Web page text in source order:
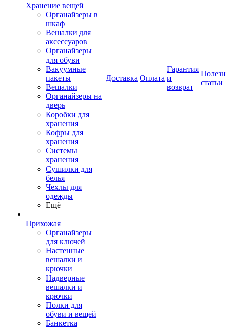
Хранение вещей
Органайзеры в
шкаф
Вешалки для
аксессуаров
Органайзеры
для обуви
Вакуумные
пакеты
Вешалки
Органайзеры на
дверь
Коробки для
хранения
Кофры для
хранения
Системы
хранения
Сушилки для
белья
Чехлы для
одежды
Ещё
Прихожая
Органайзеры
для ключей
Настенные
вешалки и
крючки
Надверные
вешалки и
крючки
Полки для
обуви и вещей
Банкетка
Доставка Оплата
Гарантия
и
возврат
статьи